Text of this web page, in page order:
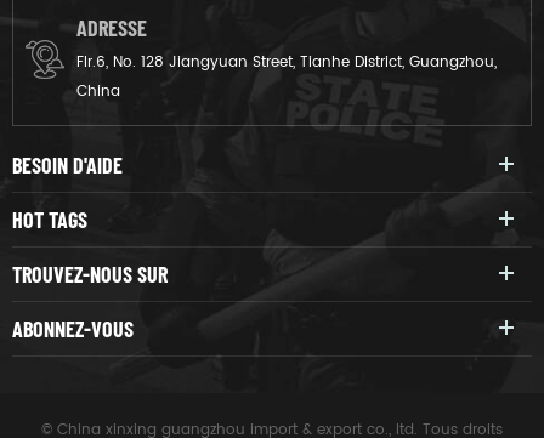
ADRESSE
Flr.6, No. 128 Jiangyuan Street, Tianhe District, Guangzhou,
China
BESOIN D'AIDE
HOT TAGS
TROUVEZ-NOUS SUR
ABONNEZ-VOUS
© China xinxing guangzhou import & export co., ltd. Tous droits